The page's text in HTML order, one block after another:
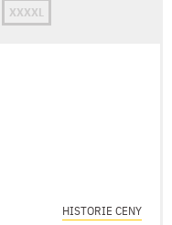
XXXXL
HISTORIE CENY